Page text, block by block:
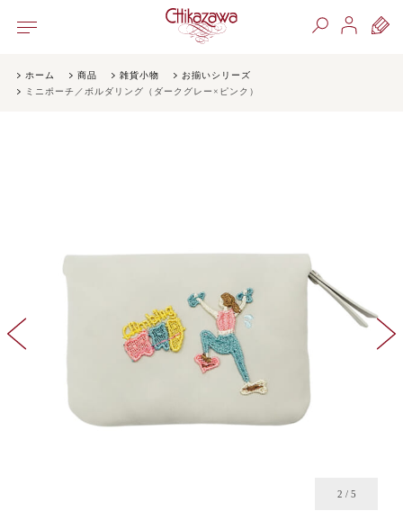
ホーム 商品 雑貨小物
お揃いシリーズ
ミニポーチ／ボルダリング（ダークグレー×ピンク）
2 / 5